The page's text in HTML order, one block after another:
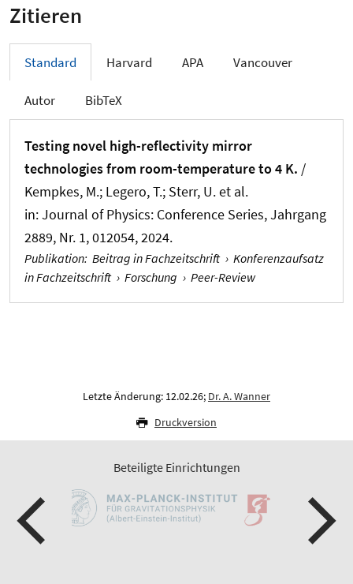
Zitieren
Standard Harvard APA Vancouver
Autor BibTeX
Testing novel high-reflectivity mirror
technologies from room-temperature to 4 K. /
Kempkes, M.; Legero, T.; Sterr, U. et al.
in:Journal of Physics: Conference Series, Jahrgang
2889, Nr. 1, 012054, 2024.
Publikation: Beitrag in Fachzeitschrift › Konferenzaufsatz
in Fachzeitschrift › Forschung › Peer-Review
Letzte Änderung: 12.02.26; Dr. A. Wanner
Druckversion
Beteiligte Einrichtungen